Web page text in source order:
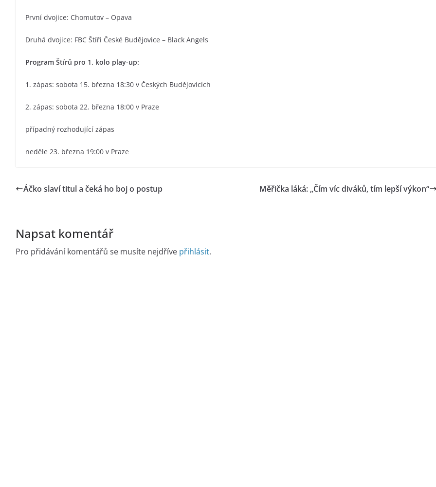
První dvojice: Chomutov – Opava
Druhá dvojice: FBC Štíři České Budějovice – Black Angels
Program Štírů pro 1. kolo play-up:
1. zápas: sobota 15. března 18:30 v Českých Budějovicích
2. zápas: sobota 22. března 18:00 v Praze
případný rozhodující zápas
neděle 23. března 19:00 v Praze
Áčko slaví titul a čeká ho boj o postup Měřička láká: „Čím víc diváků, tím lepší výkon“
Napsat komentář
Pro přidávání komentářů se musíte nejdříve přihlásit.